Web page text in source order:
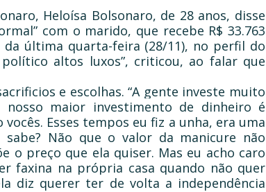
Heloísa Bolsonaro, de 28 anos, disse
com o marido, que recebe R$ 33.763
última quarta-feira (28/11), no perfil do
altos luxos”, criticou, ao falar que
e escolhas. “A gente investe muito
maior investimento de dinheiro é
Esses tempos eu fiz a unha, era uma
Não que o valor da manicure não
o preço que ela quiser. Mas eu acho caro
faxina na própria casa quando não quer
diz querer ter de volta a independência